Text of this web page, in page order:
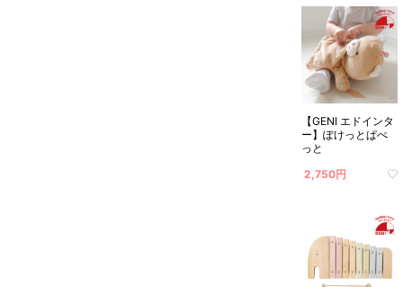
【GENI エドインタ
ー】ぽけっとぱぺ
っと
2,750円